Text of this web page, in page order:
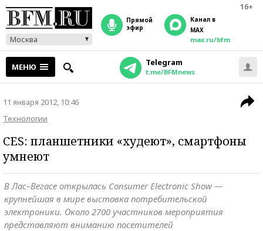
16+
Москва
прямой
эфир
Канал в
MAX
max.ru/bfm
МЕНЮ Telegram
t.me/BFMnews
11 января 2012, 10:46
Технологии
CES: планшетники «худеют», смартфоны
умнеют
В Лас–Вегасе открылась Consumer Electronic Show —
крупнейшая в мире выставка потребительской
электроники. Около 2700 участников мероприятия
представляют вниманию посетителей